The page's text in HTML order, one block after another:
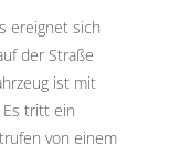
ereignet sich
der Straße
ist mit
tritt ein
von einem